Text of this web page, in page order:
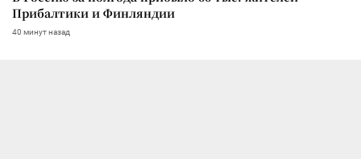
Прибалтики и Финляндии
40 минут назад